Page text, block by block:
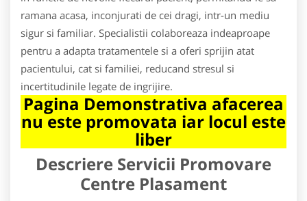
ramana acasa, inconjurati de cei dragi, intr-un mediu
sigur si familiar. Specialistii colaboreaza indeaproape
pentru a adapta tratamentele si a oferi sprijin atat
pacientului, cat si familiei, reducand stresul si
incertitudinile legate de ingrijire.
Pagina Demonstrativa afacerea
nu este promovata iar locul este
liber
Descriere Servicii Promovare
Centre Plasament